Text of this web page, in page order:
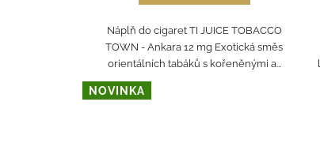
Náplň do cigaret TI JUICE TOBACCO
TOWN - Ankara 12 mg Exotická směs
orientálních tabáků s kořeněnými a...
NOVINKA